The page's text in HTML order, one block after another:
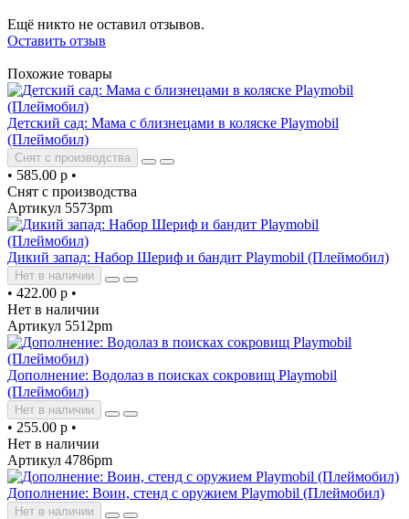
Ещё никто не оставил отзывов.
Оставить отзыв
Похожие товары
Детский сад: Мама с близнецами в коляске Playmobil
(Плеймобил)
Снят с производства
• 585.00 р •
Снят с производства
Артикул 5573pm
Дикий запад: Набор Шериф и бандит Playmobil (Плеймобил)
Нет в наличии
• 422.00 р •
Нет в наличии
Артикул 5512pm
Дополнение: Водолаз в поисках сокровищ Playmobil
(Плеймобил)
Нет в наличии
• 255.00 р •
Нет в наличии
Артикул 4786pm
Дополнение: Воин, стенд с оружием Playmobil (Плеймобил)
Нет в наличии